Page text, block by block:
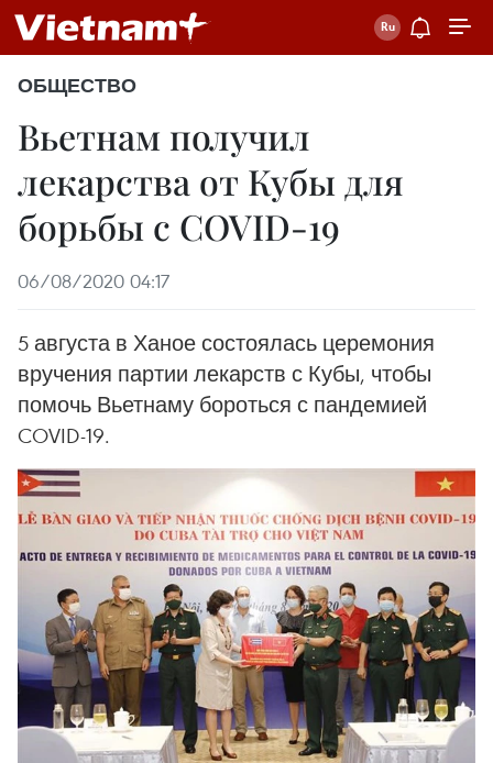
ОБЩЕСТВО
Вьетнам получил
лекарства от Кубы для
борьбы с COVID-19
06/08/2020 04:17
5 августа в Ханое состоялась церемония
вручения партии лекарств с Кубы, чтобы
помочь Вьетнаму бороться с пандемией
COVID-19.